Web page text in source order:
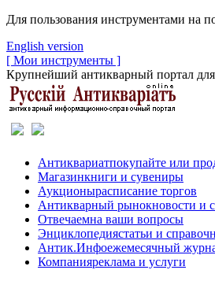
Для пользования инструментами на
English version
[ Мои инструменты ]
Крупнейший антикварный портал
Антиквариатпокупайте или
Магазинкниги и сувениры
Аукционырасписание торгов
Антикварный рынокновости и
Отвечаемна ваши вопросы
Энциклопедиястатьи и
Антик.Инфоежемесячный
Компанияреклама и услуги